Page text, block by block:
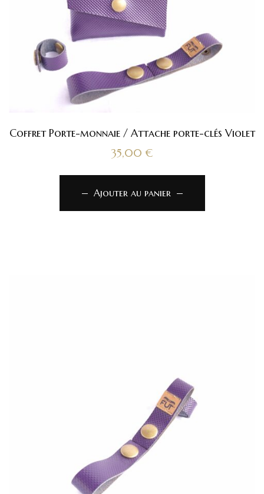
Coffret Porte-monnaie / Attache porte-clés Violet
35,00 €
Ajouter au panier